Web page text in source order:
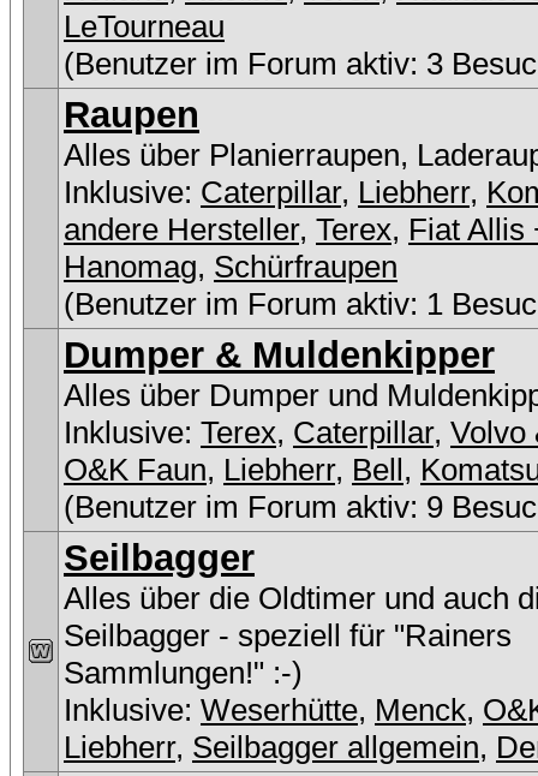
LeTourneau
(Benutzer im Forum aktiv: 3
Raupen
Alles über Planierraupen,
Inklusive: Caterpillar, Liebherr,
andere Hersteller, Terex, Fiat Allis
Hanomag, Schürfraupen
(Benutzer im Forum aktiv: 1
Dumper & Muldenkipper
Alles über Dumper und
Inklusive: Terex, Caterpillar, Volvo
O&K Faun, Liebherr, Bell,
(Benutzer im Forum aktiv: 9
Seilbagger
Alles über die Oldtimer und auch
Seilbagger - speziell für "Rainers
Sammlungen!" :-)
Inklusive: Weserhütte, Menck,
Liebherr, Seilbagger allgemein,